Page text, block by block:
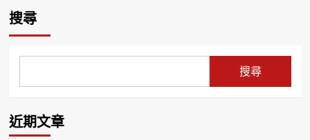
搜尋
搜尋
近期文章